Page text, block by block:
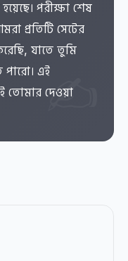
পরীক্ষা শেষ
প্রতিটি সেটের
যাতে তুমি
পারো। এই
তোমার দেওয়া